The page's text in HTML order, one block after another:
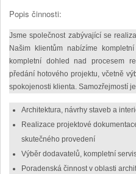
Popis činnosti:
Jsme společnost zabývající se
Našim klientům nabízíme
kompletní dohled nad procesem
předání hotového projektu, včetně
spokojenosti klienta. Samozřejmostí
Architektura, návrhy staveb a
Realizace projektové
skutečného provedení
Výběr dodavatelů, kompletní
Poradenská činnost v oblasti